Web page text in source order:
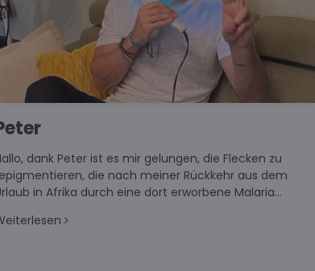
dank Peter ist es mir gelungen, die Flecken zu
die nach meiner Rückkehr aus dem
in Afrika durch eine dort erworbene Malaria